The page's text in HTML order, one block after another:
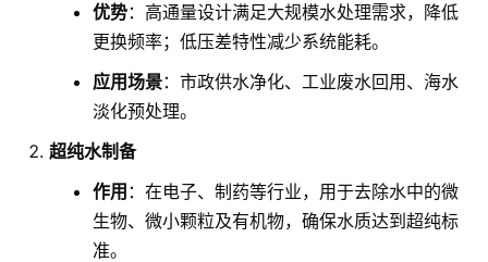
优势：高通量设计满足大规模水处理需求，降低
更换频率；低压差特性减少系统能耗。
应用场景：市政供水净化、工业废水回用、海水
淡化预处理。
超纯水制备
作用 ：在电子、制药等行业，用于去除水中的微
生物、微小颗粒及有机物，确保水质达到超纯标
准。